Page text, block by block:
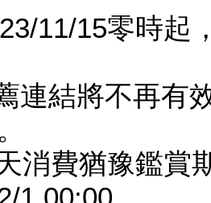
11/15零時起
連結將不再有
消費猶豫鑑賞